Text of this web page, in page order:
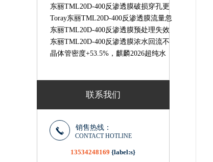
故障排查｜TORAY8寸RO膜无产水解
决办法
东丽TML20D-400反渗透膜破损穿孔更
换标准｜检测判定与更换流程
Toray东丽TML20D-400反渗透膜流量忽
高忽不稳定故障处理方法
东丽TML20D-400反渗透膜预处理失效
故障解决方法
东丽TML20D-400反渗透膜浓水回流不
畅故障排查｜原因与解决办法
晶体管密度+53.5%，麒麟2026超纯水
联系我们
销售热线：
CONTACT HOTLINE
13534248169 {label:s}